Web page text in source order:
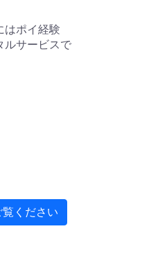
はポイ経験
ルサービスで
ください